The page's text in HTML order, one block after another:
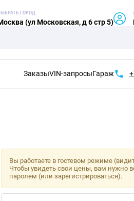
ГОРОД
(ул Московская, д 6 стр 5)
ЗаказыVIN-запросыГараж
Вы работаете в гостевом режиме
Чтобы увидеть свои цены, вам нужно
паролем (или зарегистрироваться).